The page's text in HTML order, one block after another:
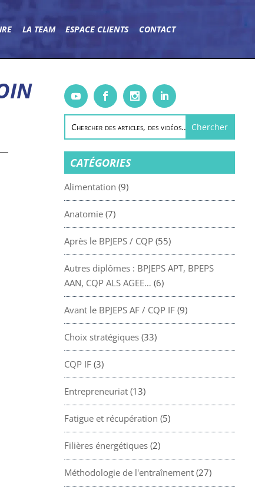
LA TEAM ESPACE CLIENTS CONTACT
CATÉGORIES
Alimentation (9)
Anatomie(7)
Après le BPJEPS / CQP(55)
Autres diplômes : BPJEPS APT, BPEPS
AAN, CQP ALS AGEE… (6)
Avant le BPJEPS AF / CQP IF(9)
Choix stratégiques(33)
CQP IF(3)
Entrepreneuriat(13)
Fatigue et récupération (5)
Filières énergétiques(2)
Méthodologie de l'entraînement(27)